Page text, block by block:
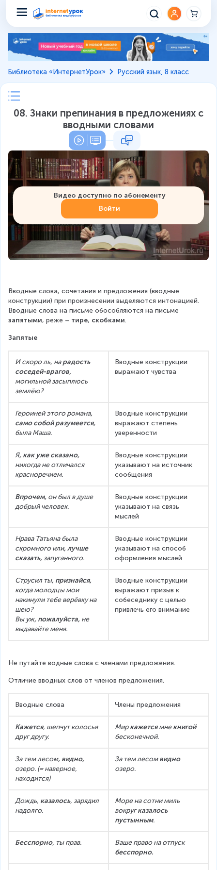
Библиотека «ИнтернетУрок» Русский язык, 8 класс
08. Знаки препинания в предложениях с
вводными словами
Видео доступно по абонементу
Войти
Вводные слова, сочетания и предложения (вводные
конструкции) при произнесении выделяются интонацией.
Вводные слова на письме обособляются на письме
запятыми, реже – тире, скобками.
Запятые
И скоро ль, на радость
соседей-врагов,
могильной засыплюсь
землёю?
Вводные конструкции
выражают чувства
Героиней этого романа,
само собой разумеется,
была Маша.
Вводные конструкции
выражают степень
уверенности
Я, как уже сказано,
никогда не отличался
красноречием.
Вводные конструкции
указывают на источник
сообщения
Впрочем, он был в душе
добрый человек.
Вводные конструкции
указывают на связь
мыслей
Нрава Татьяна была
скромного или,лучше
сказать, запуганного.
Вводные конструкции
указывают на способ
оформления мыслей
Струсил ты, признайся,
когда молодцы мои
накинули тебе верёвку на
шею?
Вы уж, пожалуйста, не
выдавайте меня.
Вводные конструкции
выражают призыв к
собеседнику с целью
привлечь его внимание
Не путайте водные слова с членами предложения.
Отличие вводных слов от членов предложения.
Вводные слова Члены предложения
Кажется, шепчут колосья
друг другу.
Мир кажется мне книгой
бесконечной.
За тем лесом, видно,
озеро. (= наверное,
находится)
За тем лесом видно
озеро.
Дождь, казалось, зарядил
надолго.
Море на сотни миль
вокруг казалось
пустынным.
Бесспорно, ты прав.
Ваше право на отпуск
бесспорно.